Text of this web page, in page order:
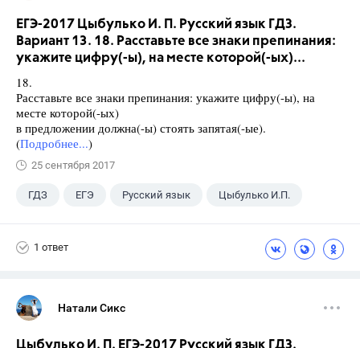
ЕГЭ-2017 Цыбулько И. П. Русский язык ГДЗ.
Вариант 13. 18. Расставьте все знаки препинания:
укажите цифру(-ы), на месте которой(-ых)...
18.
Расставьте все знаки препинания: укажите цифру(-ы), на
месте которой(-ых)
в предложении должна(-ы) стоять запятая(-ые).
(Подробнее...)
25 сентября 2017
ГДЗ ЕГЭ Русский язык Цыбулько И.П.
1 ответ
Натали Сикс
Цыбулько И. П. ЕГЭ-2017 Русский язык ГДЗ.